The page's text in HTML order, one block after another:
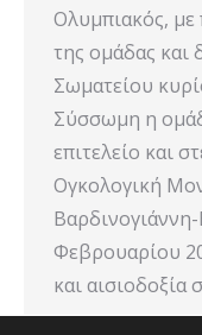
Ολυμπιακός,
της ομάδας και
Σωματείου
Σύσσωμη η
επιτελείο και
Ογκολογική
Φεβρουαρίου
και αισιοδοξία